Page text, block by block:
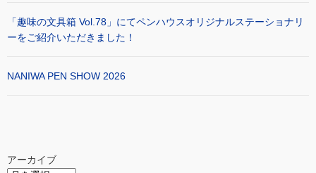
「趣味の文具箱 Vol.78」にてペンハウスオリジナルステーショナリ
ーをご紹介いただきました！
NANIWA PEN SHOW 2026
アーカイブ